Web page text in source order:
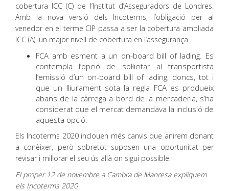
cobertura ICC (C) de l’Institut d’Asseguradors de Londres.
Amb la nova versió dels Incoterms, l’obligació per al
venedor en el terme CIP passa a ser la cobertura ampliada
ICC (A), un major nivell de cobertura en l’assegurança.
FCA amb esment a un on-board bill of lading. Es
contempla l’opció de sol·licitar al transportista
l’emissió d’un on-board bill of lading, doncs, tot i
que un lliurament sota la regla FCA es produeix
abans de la càrrega a bord de la mercaderia, s’ha
considerat que el mercat demandava la inclusió de
aquesta opció.
Els Incoterms 2020 inclouen més canvis que anirem donant
a conèixer, però sobretot suposen una oportunitat per
revisar i millorar el seu ús allà on sigui possible.
El proper 12 de novembre a Cambra de Manresa expliquem
els Incoterms 2020